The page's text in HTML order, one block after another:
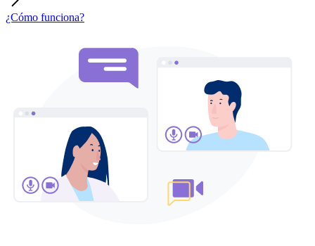
¿Cómo funciona?